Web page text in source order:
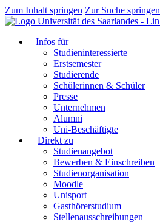
Zum Inhalt springen Zur Suche springen
Infos für
Studieninteressierte
Erstsemester
Studierende
Schülerinnen & Schüler
Presse
Unternehmen
Alumni
Uni-Beschäftigte
Direkt zu
Studienangebot
Bewerben & Einschreiben
Studienorganisation
Moodle
Unisport
Gasthörerstudium
Stellenausschreibungen